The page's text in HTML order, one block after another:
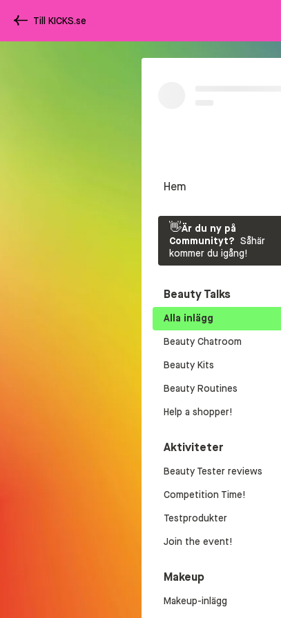
Till KICKS.se
Hem
👋Är du ny på
Communityt? Såhär
kommer du igång!
Beauty Talks
Alla inlägg
Beauty Chatroom
Beauty Kits
Beauty Routines
Help a shopper!
Aktiviteter
Beauty Tester reviews
Competition Time!
Testprodukter
Join the event!
Makeup
Makeup-inlägg